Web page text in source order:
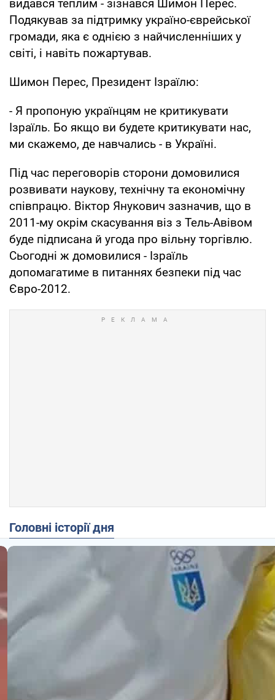
видався теплим - зізнався Шимон Перес.
Подякував за підтримку україно-єврейської
громади, яка є однією з найчисленніших у
світі, і навіть пожартував.
Шимон Перес, Президент Ізраїлю:
- Я пропоную українцям не критикувати
Ізраїль. Бо якщо ви будете критикувати нас,
ми скажемо, де навчались - в Україні.
Під час переговорів сторони домовилися
розвивати наукову, технічну та економічну
співпрацю. Віктор Янукович зазначив, що в
2011-му окрім скасування віз з Тель-Авівом
буде підписана й угода про вільну торгівлю.
Сьогодні ж домовилися - Ізраїль
допомагатиме в питаннях безпеки під час
Євро-2012.
Головні історії дня